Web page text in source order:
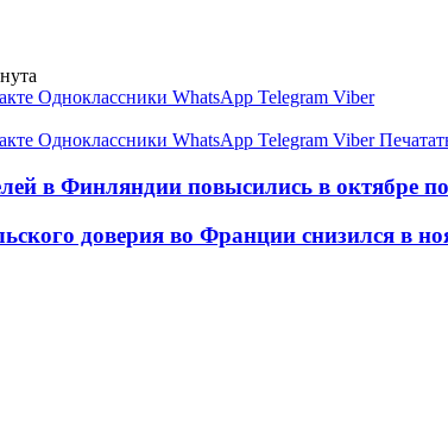
Одноклассники WhatsApp Telegram Viber
Одноклассники WhatsApp Telegram Viber
в Финляндии повысились в октябре
доверия во Франции снизился в